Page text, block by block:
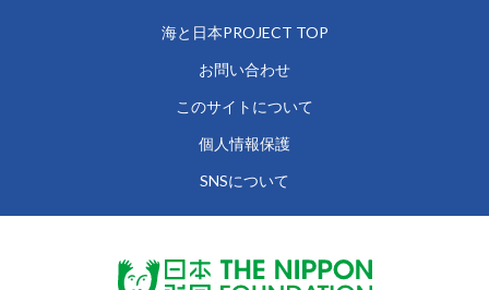
海と日本PROJECT TOP
お問い合わせ
このサイトについて
個人情報保護
SNSについて